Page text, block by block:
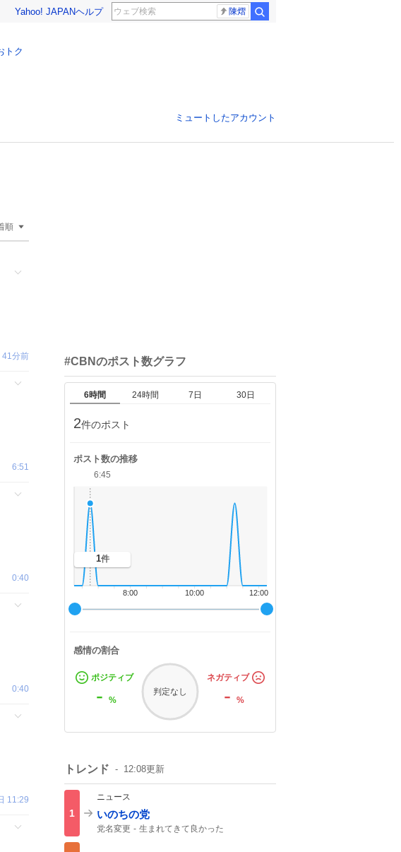
Yahoo! JAPANヘルプ 陳熠
トク
ミュートしたアカウント
順
41分前
6:51
0:40
0:40
11:29
#CBNのポスト数グラフ
6時間 24時間 7日 30日
2件のポスト
ポスト数の推移
12:00
10:00
8:00
6:45
1件
感情の割合
ポジティブ
- %
判定なし
ネガティブ
-%
トレンド 12:08更新
1
ニュース
いのちの党
党名変更
生まれてきて良かった